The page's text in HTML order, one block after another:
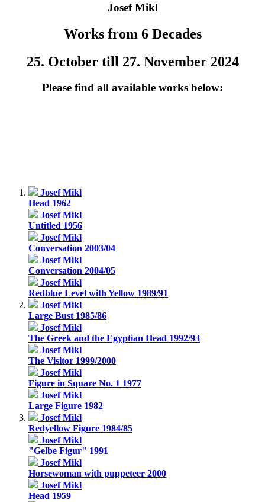
Josef Mikl
Works from 6 Decades
25. October till 27. November 2024
Please find all available works below:
Josef Mikl
Head 1962
Josef Mikl
Untitled 1956
Josef Mikl
Conversation 2003/04
Josef Mikl
Conversation 2004/05
Josef Mikl
Redblue Level with Yellow 1989/91
Josef Mikl
Large Bust 1985/86
Josef Mikl
The Greek and the Egyptian Head 1992/93
Josef Mikl
The Visitor 1999/2000
Josef Mikl
Figure in Square No. 1 1977
Josef Mikl
Large Figure 1982
Josef Mikl
Redyellow Figure 1984/85
Josef Mikl
"Gelbe Figur" 1991
Josef Mikl
Horsewoman with puppeteer 2000
Josef Mikl
Head 1959